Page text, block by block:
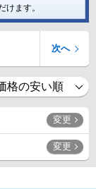
けます。
次へ
変更
変更